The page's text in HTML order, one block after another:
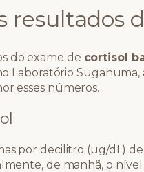
resultados
do exame de cortisol
Laboratório
esses números.
por decilitro (µg/dL)
de manhã, o